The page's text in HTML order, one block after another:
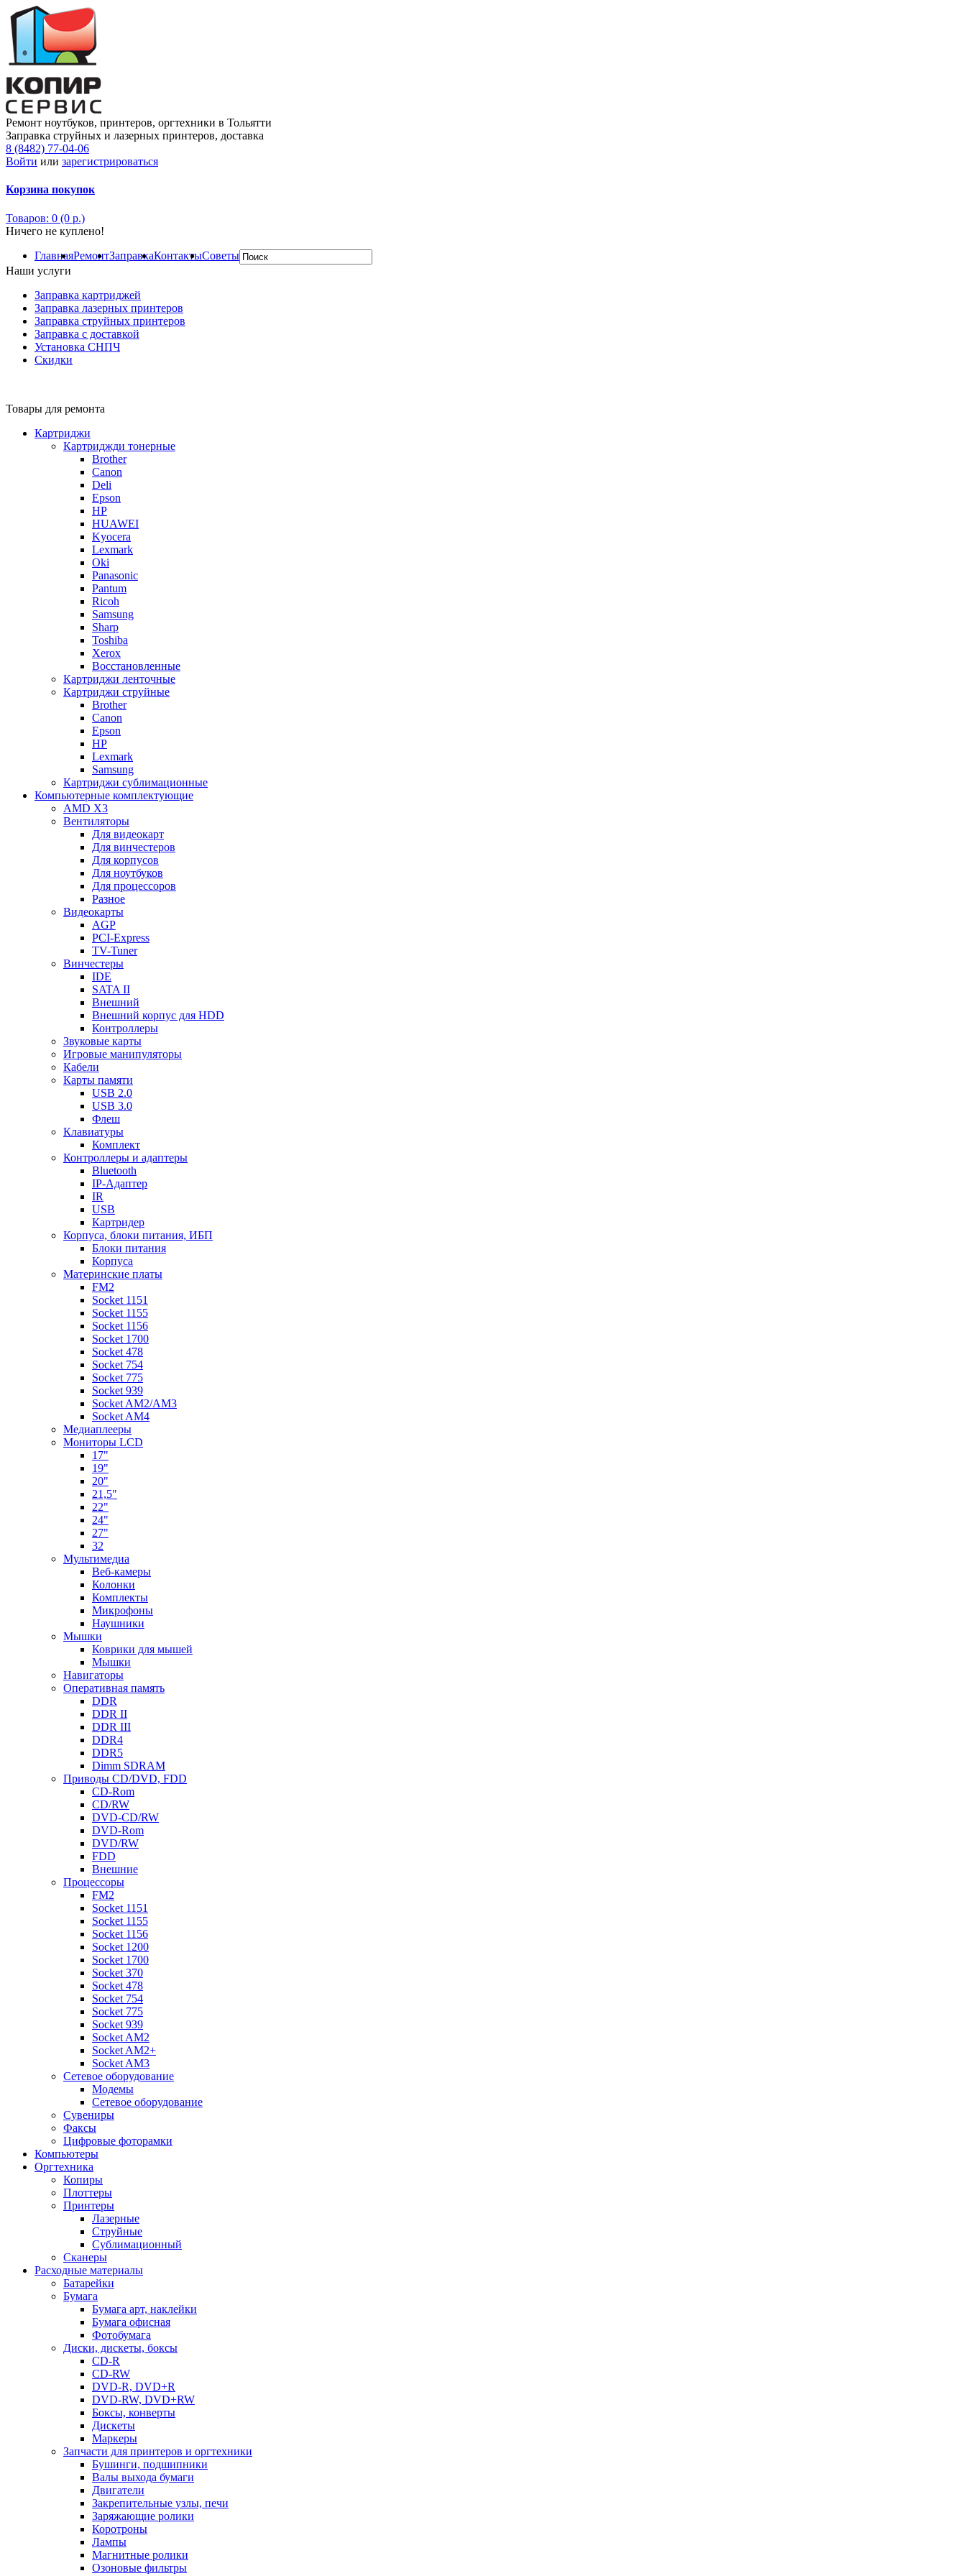
Ремонт ноутбуков, принтеров, оргтехники в Тольятти
Заправка струйных и лазерных принтеров, доставка
8 (8482) 77-04-06
Войти или зарегистрироваться
Корзина покупок
Товаров: 0 (0 р.)
Ничего не куплено!
ГлавнаяРемонтЗаправкаКонтактыСоветы
Наши услуги
Заправка картриджей
Заправка лазерных принтеров
Заправка струйных принтеров
Заправка с доставкой
Установка СНПЧ
Скидки
Товары для ремонта
Картриджи
Картриджди тонерные
Brother
Canon
Deli
Epson
HP
HUAWEI
Kyocera
Lexmark
Oki
Panasonic
Pantum
Ricoh
Samsung
Sharp
Toshiba
Xerox
Восстановленные
Картриджи ленточные
Картриджи струйные
Brother
Canon
Epson
HP
Lexmark
Samsung
Картриджи сублимационные
Компьютерные комплектующие
AMD X3
Вентиляторы
Для видеокарт
Для винчестеров
Для корпусов
Для ноутбуков
Для процессоров
Разное
Видеокарты
AGP
PCI-Express
TV-Tuner
Винчестеры
IDE
SATA II
Внешний
Внешний корпус для HDD
Контроллеры
Звуковые карты
Игровые манипуляторы
Кабели
Карты памяти
USB 2.0
USB 3.0
Флеш
Клавиатуры
Комплект
Контроллеры и адаптеры
Bluetooth
IP-Адаптер
IR
USB
Картридер
Корпуса, блоки питания, ИБП
Блоки питания
Корпуса
Материнские платы
FM2
Socket 1151
Socket 1155
Socket 1156
Socket 1700
Socket 478
Socket 754
Socket 775
Socket 939
Socket AM2/AM3
Socket AM4
Медиаплееры
Мониторы LCD
17"
19"
20"
21,5"
22"
24"
27"
32
Мультимедиа
Веб-камеры
Колонки
Комплекты
Микрофоны
Наушники
Мышки
Коврики для мышей
Мышки
Навигаторы
Оперативная память
DDR
DDR II
DDR III
DDR4
DDR5
Dimm SDRAM
Приводы СD/DVD, FDD
CD-Rom
CD/RW
DVD-CD/RW
DVD-Rom
DVD/RW
FDD
Внешние
Процессоры
FM2
Socket 1151
Socket 1155
Socket 1156
Socket 1200
Socket 1700
Socket 370
Socket 478
Socket 754
Socket 775
Socket 939
Socket AM2
Socket AM2+
Socket AM3
Сетевое оборудование
Модемы
Сетевое оборудование
Сувениры
Факсы
Цифровые фоторамки
Компьютеры
Оргтехника
Копиры
Плоттеры
Принтеры
Лазерные
Струйные
Сублимационный
Сканеры
Расходные материалы
Батарейки
Бумага
Бумага арт, наклейки
Бумага офисная
Фотобумага
Диски, дискеты, боксы
CD-R
CD-RW
DVD-R, DVD+R
DVD-RW, DVD+RW
Боксы, конверты
Дискеты
Маркеры
Запчасти для принтеров и оргтехники
Бушинги, подшипники
Валы выхода бумаги
Двигатели
Закрепительные узлы, печи
Заряжающие ролики
Коротроны
Лампы
Магнитные ролики
Озоновые фильтры